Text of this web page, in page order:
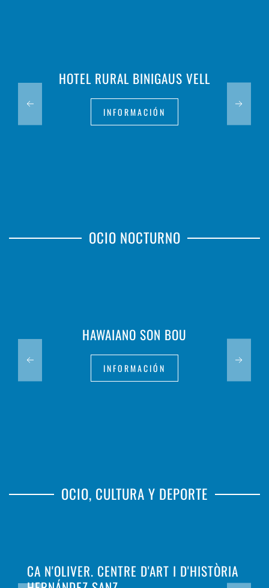
HOTEL RURAL BINIGAUS VELL
INFORMACIÓN
OCIO NOCTURNO
HAWAIANO SON BOU
INFORMACIÓN
OCIO, CULTURA Y DEPORTE
CA N'OLIVER. CENTRE D'ART I D'HISTÒRIA